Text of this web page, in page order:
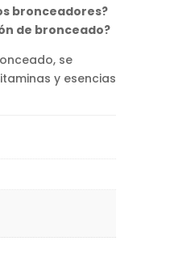
bronceadores?
de bronceado?
se
y esencias